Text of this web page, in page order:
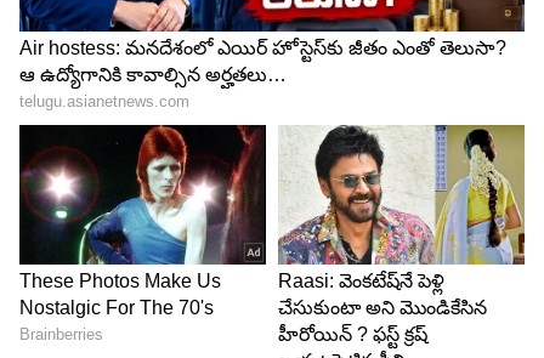
Image Credit : Screenshot To Amulya Studio Youtube Channel
14 కోట్ల వ్యూస్ తో యూట్యూబ్ షేక్...
వినసొంపైన పదాలతో, మనసును హత్తుకునే సన్నివేశాలతో
సిటాపటా సినుకులు సాంగ్ సాగుతుంది. అందుకే
ఇప్పటివరకు యూట్యూబ్ లో 142 మిలియన్స్ అంటే
142,772,002 వ్యూస్ తో దూసుకుపోతోంది. ఈ పాటకు
ఏకంగా 502K అంటే ఐదు లక్షలకు పైగా లైక్స్ వచ్చాయి. ఈ
అంకెలను బట్టే ఈ పాటు ఏస్థాయిలో జన్నాల్లోకి వెళ్లింది,